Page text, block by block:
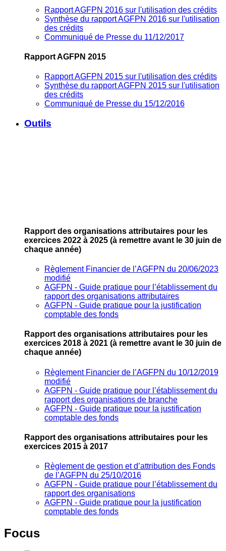
Rapport AGFPN 2016 sur l'utilisation des crédits
Synthèse du rapport AGFPN 2016 sur l'utilisation
des crédits
Communiqué de Presse du 11/12/2017
Rapport AGFPN 2015
Rapport AGFPN 2015 sur l'utilisation des crédits
Synthèse du rapport AGFPN 2015 sur l'utilisation
des crédits
Communiqué de Presse du 15/12/2016
Outils
Rapport des organisations attributaires pour les
exercices 2022 à 2025 (à remettre avant le 30 juin de
chaque année)
Règlement Financier de l’AGFPN du 20/06/2023
modifié
AGFPN ‐ Guide pratique pour l’établissement du
rapport des organisations attributaires
AGFPN ‐ Guide pratique pour la justification
comptable des fonds
Rapport des organisations attributaires pour les
exercices 2018 à 2021 (à remettre avant le 30 juin de
chaque année)
Règlement Financier de l’AGFPN du 10/12/2019
modifié
AGFPN ‐ Guide pratique pour l’établissement du
rapport des organisations de branche
AGFPN ‐ Guide pratique pour la justification
comptable des fonds
Rapport des organisations attributaires pour les
exercices 2015 à 2017
Règlement de gestion et d’attribution des Fonds
de l’AGFPN du 25/10/2016
AGFPN ‐ Guide pratique pour l’établissement du
rapport des organisations
AGFPN ‐ Guide pratique pour la justification
comptable des fonds
Focus